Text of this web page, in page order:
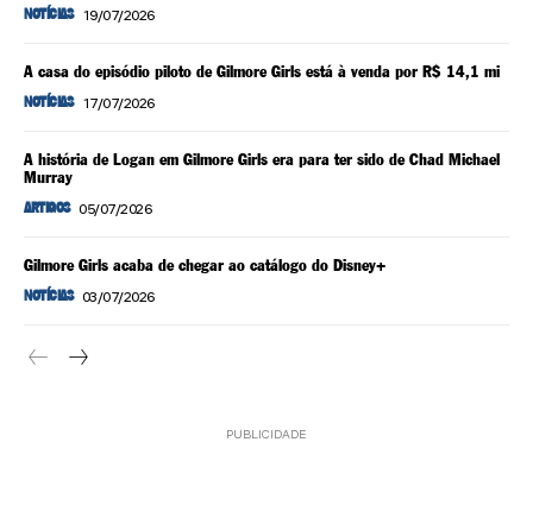
NOTÍCIAS 19/07/2026
A casa do episódio piloto de Gilmore Girls está à venda por R$ 14,1 mi
NOTÍCIAS 17/07/2026
A história de Logan em Gilmore Girls era para ter sido de Chad Michael
Murray
ARTIGOS 05/07/2026
Gilmore Girls acaba de chegar ao catálogo do Disney+
NOTÍCIAS 03/07/2026
PUBLICIDADE